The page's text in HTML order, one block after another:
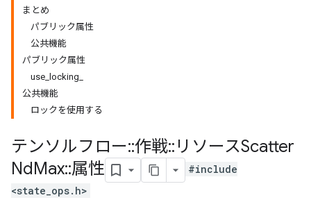
まとめ
パブリック属性
公共機能
パブリック属性
use_locking_
公共機能
ロックを使用する
テンソルフロー::作戦:: リソースScatter
NdMax::属性
#include
<state_ops.h>